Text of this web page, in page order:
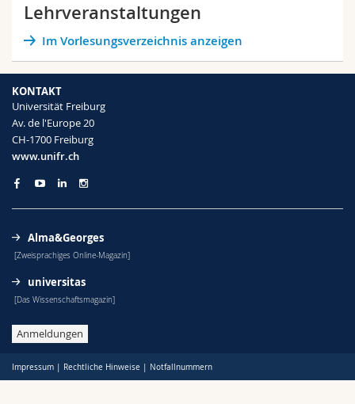
Fak. für Erziehungs- und Bildungswissenschaften
Math.-Nat. und Med. Fak.
Interfakultär
Forschende
Mitarbeitende
Doktorierende
Bibliotheken
Webmail
Vorlesungsverzeichnis
MyUnifr
Lehrveranstaltungen
Im Vorlesungsverzeichnis anzeigen
KONTAKT
Universität Freiburg
Av. de l'Europe 20
CH-1700 Freiburg
www.unifr.ch
Alma&Georges
[Zweisprachiges Online-Magazin]
universitas
[Das Wissenschaftsmagazin]
Anmeldungen
Impressum | Rechtliche Hinweise | Notfallnummern